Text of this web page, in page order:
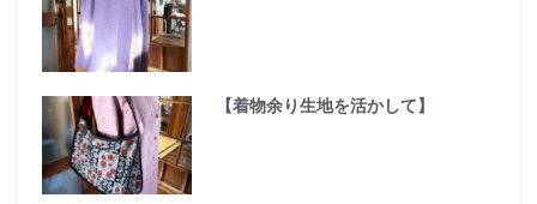
【着物余り生地を活かして】